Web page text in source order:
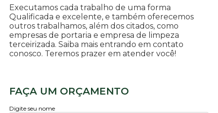
Executamos cada trabalho de uma forma
Qualificada e excelente, e também oferecemos
outros trabalhamos, além dos citados, como
empresas de portaria e empresa de limpeza
terceirizada. Saiba mais entrando em contato
conosco. Teremos prazer em atender você!
FAÇA UM ORÇAMENTO
Digite seu nome